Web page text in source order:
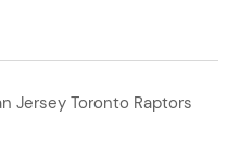
Jersey Toronto Raptors